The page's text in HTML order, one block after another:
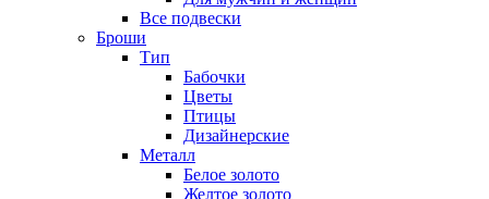
Все подвески
Броши
Тип
Бабочки
Цветы
Птицы
Дизайнерские
Металл
Белое золото
Желтое золото